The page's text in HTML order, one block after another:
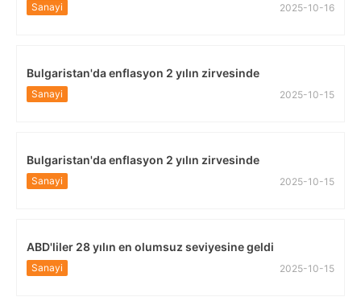
Sanayi 2025-10-16
Bulgaristan'da enflasyon 2 yılın zirvesinde
Sanayi 2025-10-15
Bulgaristan'da enflasyon 2 yılın zirvesinde
Sanayi 2025-10-15
ABD'liler 28 yılın en olumsuz seviyesine geldi
Sanayi 2025-10-15